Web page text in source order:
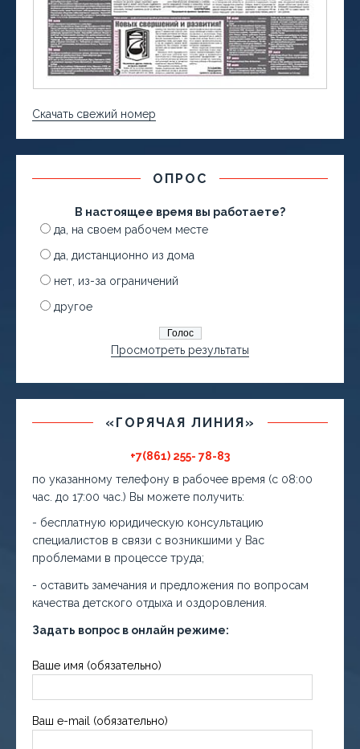
Скачать свежий номер
ОПРОС
В настоящее время вы работаете?
да, на своем рабочем месте
да, дистанционно из дома
нет, из-за ограничений
другое
Просмотреть результаты
«ГОРЯЧАЯ ЛИНИЯ»
+7(861) 255- 78-83
по указанному телефону в рабочее время (с 08:00
час. до 17:00 час.) Вы можете получить:
- бесплатную юридическую консультацию
специалистов в связи с возникшими у Вас
проблемами в процессе труда;
- оставить замечания и предложения по вопросам
качества детского отдыха и оздоровления.
Задать вопрос в онлайн режиме:
Ваше имя (обязательно)
Ваш e-mail (обязательно)